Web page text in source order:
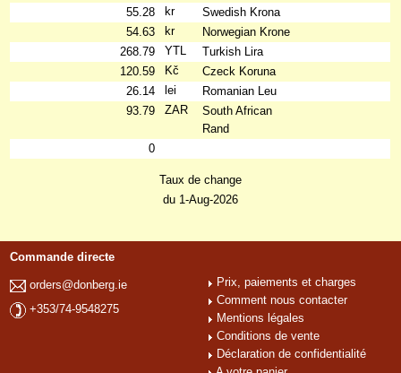
55.28
kr
Swedish Krona
54.63
kr
Norwegian Krone
268.79
YTL
Turkish Lira
120.59
Kč
Czeck Koruna
26.14
lei
Romanian Leu
93.79
ZAR
South African
Rand
0
Taux de change
du 1-Aug-2026
Commande directe
orders@donberg.ie
+353/74-9548275
Prix, paiements et charges
Comment nous contacter
Mentions légales
Conditions de vente
Déclaration de confidentialité